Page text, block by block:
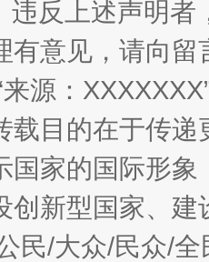
违反上述声明
有意见，请向
来源：
载目的在于传
国家的国际形
创新型国家、
民/大众/民众/